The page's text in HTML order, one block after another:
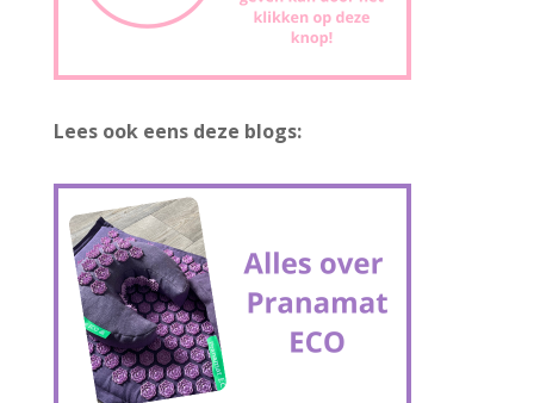
Lees ook eens deze blogs: